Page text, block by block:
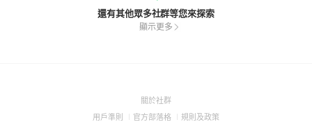
還有其他眾多社群等您來探索
顯示更多
關於社群(Open
用戶準則 (Open
官方部落格 (Open
規則及政策(Open